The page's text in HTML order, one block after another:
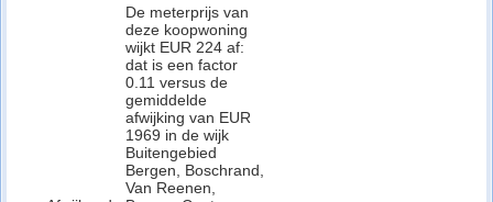
De meterprijs van
deze koopwoning
wijkt EUR 224 af:
dat is een factor
0.11 versus de
gemiddelde
afwijking van EUR
1969 in de wijk
Buitengebied
Bergen, Boschrand,
Van Reenen,